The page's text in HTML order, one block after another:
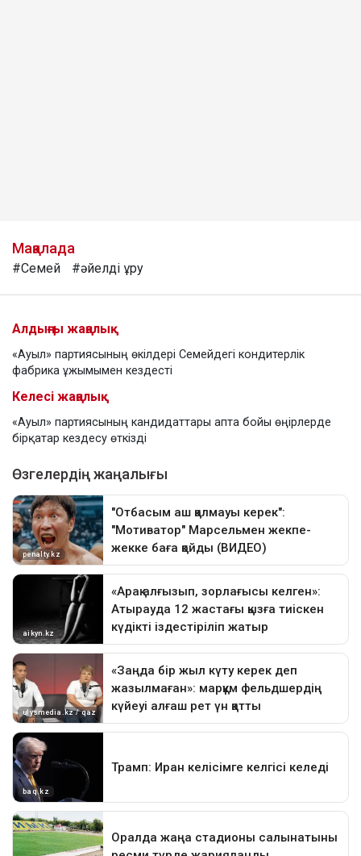
Мақалада
#Семей #әйелді ұру
Алдыңғы жаңалық
«Ауыл» партиясының өкілдері Семейдегі кондитерлік
фабрика ұжымымен кездесті
Келесі жаңалық
«Ауыл» партиясының кандидаттары апта бойы өңірлерде
бірқатар кездесу өткізді